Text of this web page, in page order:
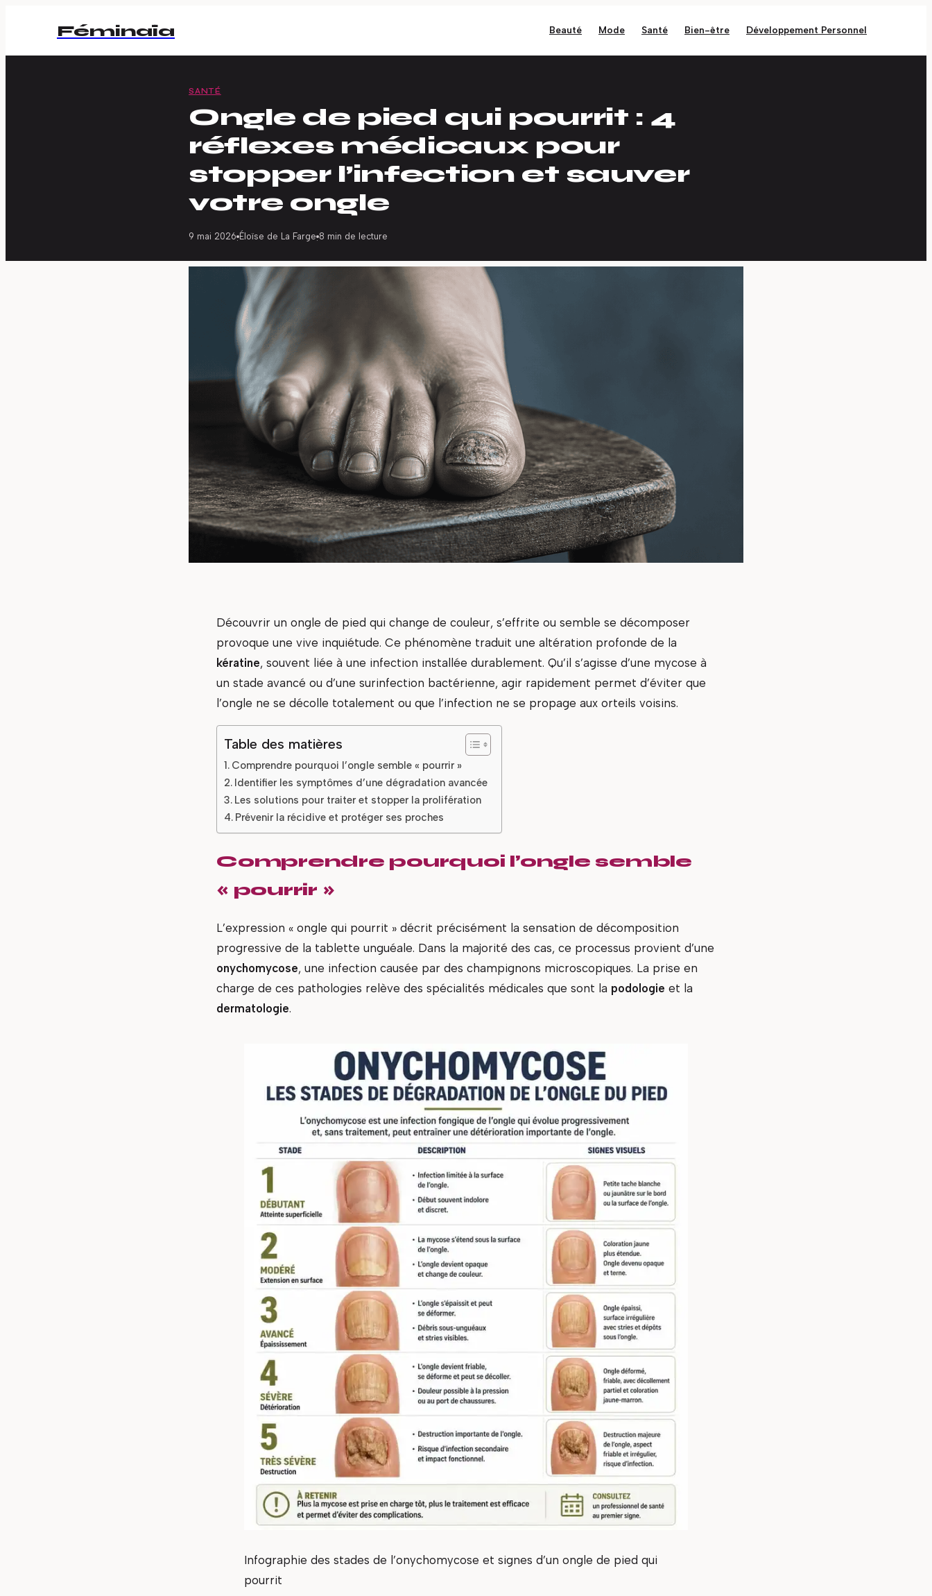
Féminaïa Beauté Mode Santé Bien-être Développement Personnel
SANTÉ
Ongle de pied qui pourrit : 4
réflexes médicaux pour
stopper l’infection et sauver
votre ongle
9 mai 2026· Éloïse de La Farge·8 min de lecture
Découvrir un ongle de pied qui change de couleur, s’effrite ou semble se décomposer
provoque une vive inquiétude. Ce phénomène traduit une altération profonde de la
kératine, souvent liée à une infection installée durablement. Qu’il s’agisse d’une mycose à
un stade avancé ou d’une surinfection bactérienne, agir rapidement permet d’éviter que
l’ongle ne se décolle totalement ou que l’infection ne se propage aux orteils voisins.
Table des matières
Comprendre pourquoi l’ongle semble « pourrir »
Identifier les symptômes d’une dégradation avancée
Les solutions pour traiter et stopper la prolifération
Prévenir la récidive et protéger ses proches
Comprendre pourquoi l’ongle semble
« pourrir »
L’expression « ongle qui pourrit » décrit précisément la sensation de décomposition
progressive de la tablette unguéale. Dans la majorité des cas, ce processus provient d’une
onychomycose, une infection causée par des champignons microscopiques. La prise en
charge de ces pathologies relève des spécialités médicales que sont la podologie et la
dermatologie.
Infographie des stades de l’onychomycose et signes d’un ongle de pied qui
pourrit